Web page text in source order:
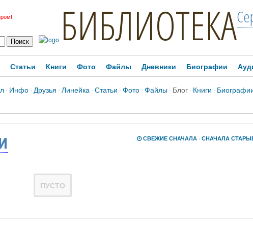
БИБЛИОТЕКА
Статьи Книги Фото Файлы Дневники Биографии
· Инфо · Друзья ·Линейка ·Статьи ·Фото ·Файлы · Блог · Книги ·
СВЕЖИЕ СНАЧАЛА · СНАЧАЛА
ПУСТО